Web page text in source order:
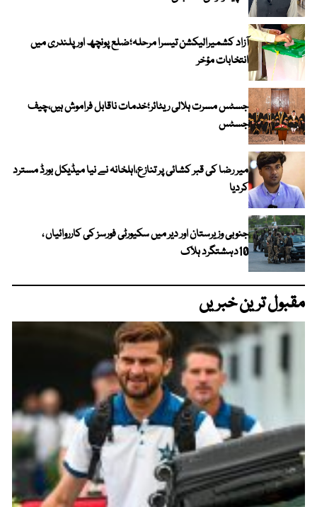
آزاد کشمیرالیکشن تیسرا مرحلہ؛ضلع پونچھ اور پلندری میں
انتخابات مؤخر
جسٹس مسرت ہلالی ریٹائر؛خدمات ناقابل فراموش ہیں،چیف
جسٹس
میر رضا کی قبر کشائی پر تنازع،اہلخانہ نے نیا میڈیکل بورڈ مسترد
کردیا
جنوبی وزیرستان اور دیر میں سکیورٹی فورسز کی کارروائیاں ،
10دہشتگرد ہلاک
مقبول ترین خبریں